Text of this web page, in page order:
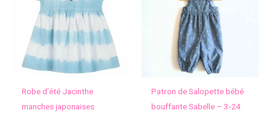
Robe d’été Jacinthe
manches japonaises
Patron de Salopette bébé
bouffante Sabelle – 3-24